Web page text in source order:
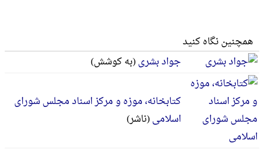
همچنین نگاه کنید
جواد بشری(به کوشش)
کتابخانه، موزه و مرکز اسناد مجلس شورای
اسلامی(ناشر)